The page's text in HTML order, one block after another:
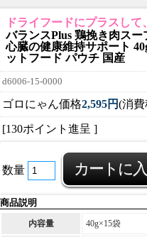
ドライフードにプラスして
バランスPlus 鶏挽き肉ス
心臓の健康維持サポート
ットフード パウチ 国産
d6006-15-0000
ゴロにゃん価格2,595円(消費
[130ポイント進呈 ]
数量
商品説明
内容量 40g×15袋